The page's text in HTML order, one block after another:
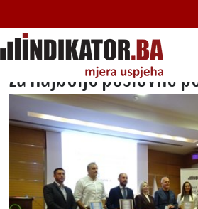
NAJBOLJI POSLOVNI
Portal Indikator.ba
za najbolje poslovne